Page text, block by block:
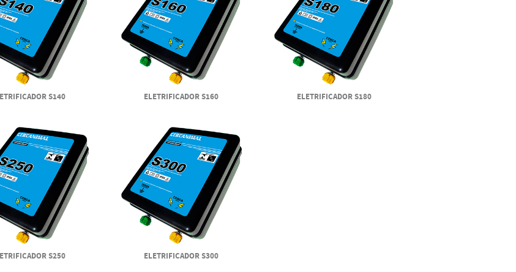
S140 ELETRIFICADOR S160 ELETRIFICADOR S180
S250 ELETRIFICADOR S300